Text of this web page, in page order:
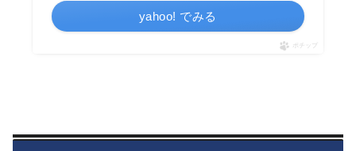
yahoo! でみる
ポチップ